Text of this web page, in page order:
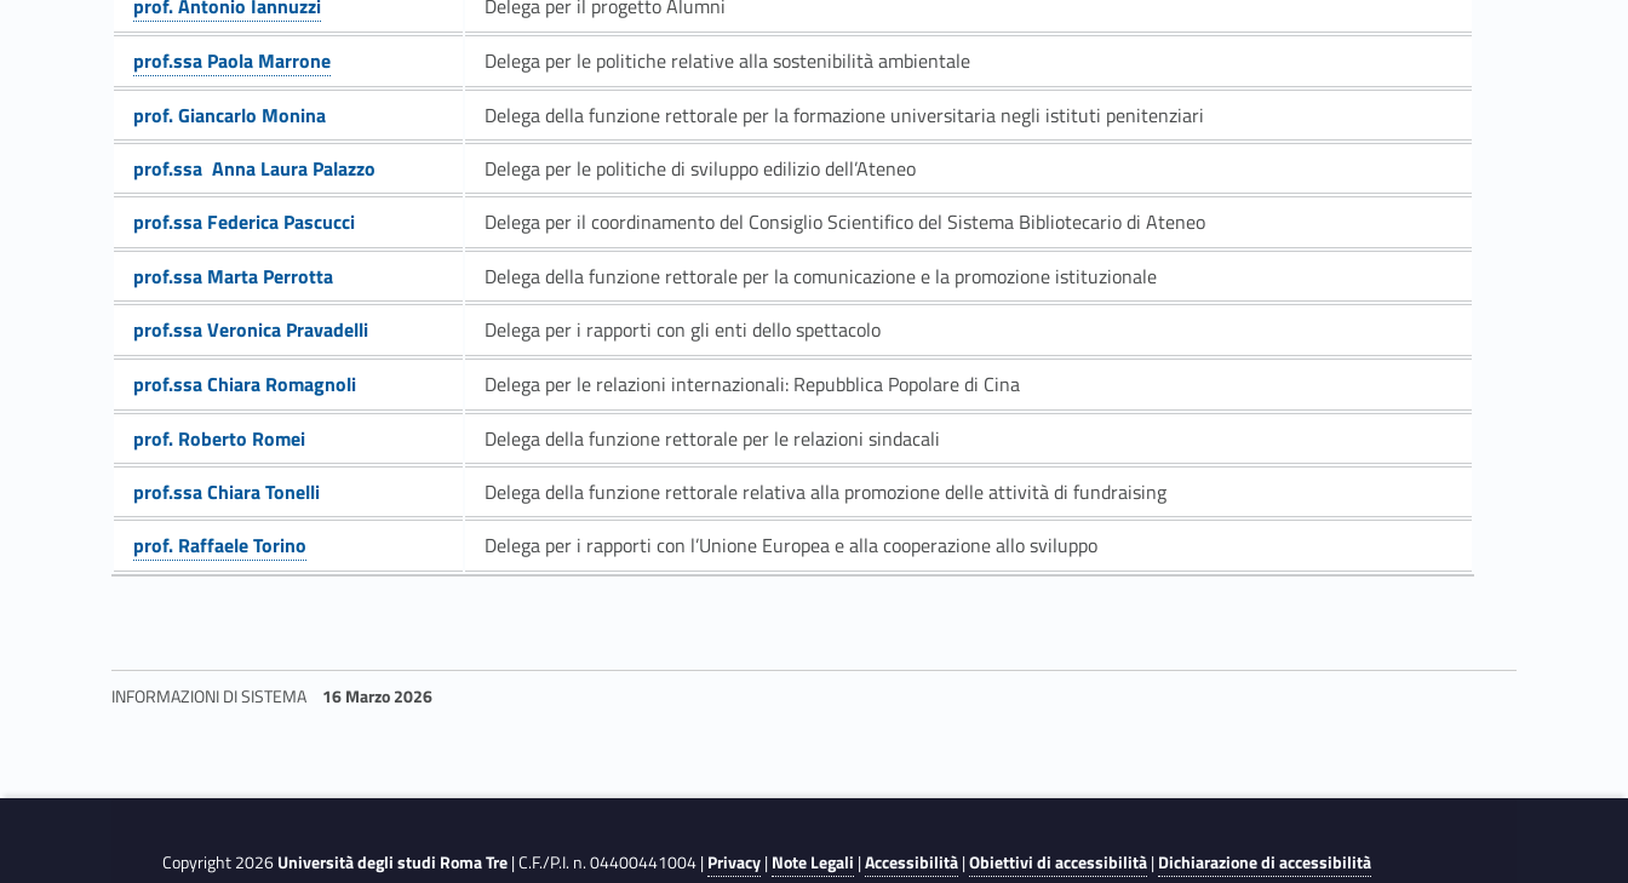
t
t
o
r
a
l
i
Link identifier #identifier__127207-14
prof. Antonio Iannuzzi Delega per il progetto Alumni
Link identifier #identifier__109423-15
prof.ssa Paola Marrone
Delega per le politiche relative alla sostenibilità ambientale
Link identifier #identifier__12519-16
prof. Giancarlo Monina
Delega della funzione rettorale per la formazione universitaria negli istituti penitenziari
Link identifier #identifier__153722-17
prof.ssa Anna Laura Palazzo
Delega per le politiche di sviluppo edilizio dell’Ateneo
Link identifier #identifier__14137-18
prof.ssa Federica Pascucci
Delega per il coordinamento del Consiglio Scientifico del Sistema Bibliotecario di Ateneo
Link identifier #identifier__110934-19
prof.ssa Marta Perrotta
Delega della funzione rettorale per la comunicazione e la promozione istituzionale
Link identifier #identifier__154784-20
prof.ssa Veronica Pravadelli
Delega per i rapporti con gli enti dello spettacolo
Link identifier #identifier__95247-21
prof.ssa Chiara Romagnoli
Delega per le relazioni internazionali: Repubblica Popolare di Cina
Link identifier #identifier__5624-22
prof. Roberto Romei
Delega della funzione rettorale per le relazioni sindacali
Link identifier #identifier__8180-23
prof.ssa Chiara Tonelli Delega della funzione rettorale relativa alla promozione delle attività di fundraising
Link identifier #identifier__34387-24
prof. Raffaele Torino Delega per i rapporti con l’Unione Europea e alla cooperazione allo sviluppo
INFORMAZIONI DI SISTEMA 16 Marzo 2026
Copyright 2026Università degli studi Roma Tre| C.F./P.I. n. 04400441004 |Privacy|Note Legali |Accessibilità|Obiettivi di accessibilità|Dichiarazione di accessibilità